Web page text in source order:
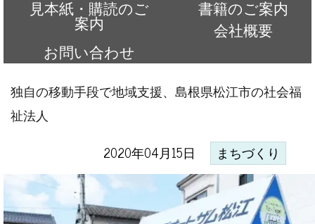
見本紙・購読のご
案内
書籍のご案内
会社概要
お問い合わせ
独自の移動手段で地域支援、島根県松江市の社会福
祉法人
2020年04月15日 まちづくり